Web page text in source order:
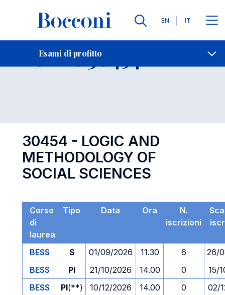
Lingue
EN IT
Esami di profitto
Contatti
Esame 30454 Open
30454 - LOGIC AND
METHODOLOGY OF
SOCIAL SCIENCES
Corso
di
laurea
Tipo Data Ora
N.
iscrizioni
BESS S 01/09/2026 11.30 6
26/
BESS
PI 21/10/2026 14.00 0
15/
BESS
PI(**) 10/12/2026 14.00 0
02/